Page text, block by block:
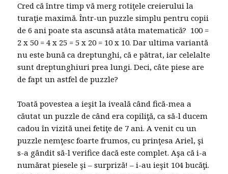
Cred că între timp vă merg rotiţele creierului la
turaţie maximă. Într-un puzzle simplu pentru copii
de 6 ani poate sta ascunsă atâta matematică? 100 =
2 x 50 = 4 x 25 = 5 x 20 = 10 x 10. Dar ultima variantă
nu este bună ca dreptunghi, că e pătrat, iar celelalte
sunt dreptunghiuri prea lungi. Deci, câte piese are
de fapt un astfel de puzzle?
Toată povestea a ieşit la iveală când fică-mea a
căutat un puzzle de când era copiliţă, ca să-l ducem
cadou în vizită unei fetiţe de 7 ani. A venit cu un
puzzle nemţesc foarte frumos, cu prinţesa Ariel, şi
s-a gândit să-l verifice dacă este complet. Aşa că i-a
numărat piesele şi – surpriză! – i-au ieşit 104 bucăţi.